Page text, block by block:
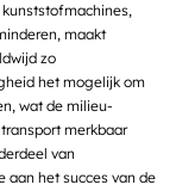
maakt
zo
het mogelijk om
wat de milieu-
merkbaar
van
aan het succes van de